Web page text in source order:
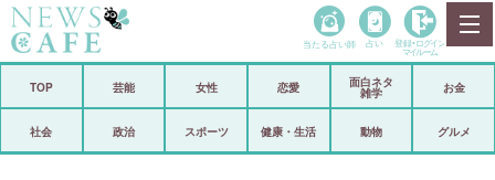
政治
当たる占い師 占い 登録• ログイン
マイルーム
TOP 芸能 女性 恋愛
面白ネタ
雑学
お金
社会 政治 スポーツ 健康・生活 動物 グルメ